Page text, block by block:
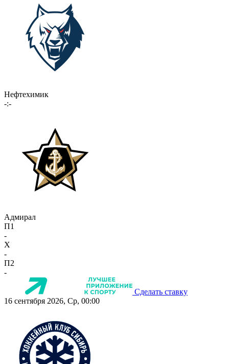
Нефтехимик
-:-
Адмирал
П1
-
X
-
П2
-
Сделать ставку
16 сентября 2026, Ср, 00:00